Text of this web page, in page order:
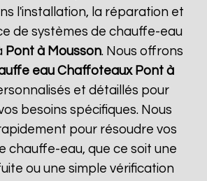
l'installation, la réparation et
de systèmes de chauffe-eau
Pont à Mousson. Nous offrons
eau Chaffoteaux Pont à
et détaillés pour
besoins spécifiques. Nous
pour résoudre vos
chauffe-eau, que ce soit une
ou une simple vérification